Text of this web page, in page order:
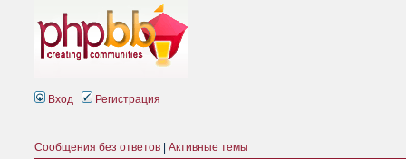
Вход Регистрация
Сообщения без ответов Активные темы